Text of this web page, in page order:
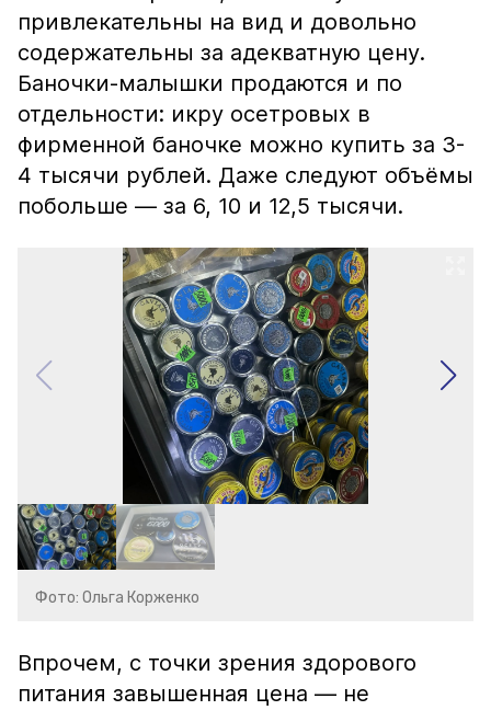
привлекательны на вид и довольно
содержательны за адекватную цену.
Баночки-малышки продаются и по
отдельности: икру осетровых в
фирменной баночке можно купить за 3-
4 тысячи рублей. Даже следуют объёмы
побольше — за 6, 10 и 12,5 тысячи.
Фото: Ольга Корженко
Впрочем, с точки зрения здорового
питания завышенная цена — не